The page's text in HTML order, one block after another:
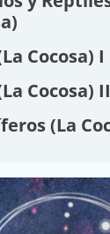
Fecha: 03/11/2017
Cocosa) I
Cocosa) II
(La